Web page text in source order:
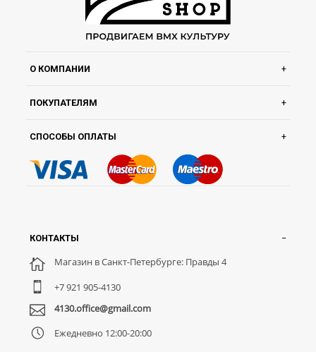
О КОМПАНИИ
ПОКУПАТЕЛЯМ
СПОСОБЫ ОПЛАТЫ
КОНТАКТЫ
Магазин в Санкт-Петербурге: Правды 4
+7 921 905-4130
4130.office@gmail.com
Ежедневно 12:00-20:00